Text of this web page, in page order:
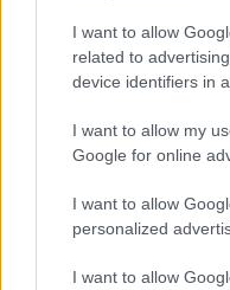
I want to allow
related to
device identifiers in
I want to allow my
Google for online
I want to allow
personalized
I want to allow
hogy a platina a csúcs,
játékos, hogy erre
motor készül, mert a
Finomhangolással,
javítani, és a RedLynx
darabig nem csinálnak